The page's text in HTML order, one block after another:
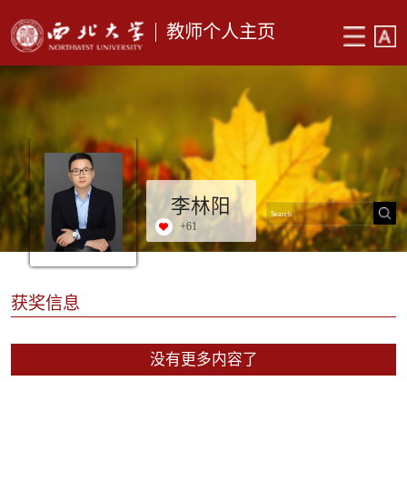
教师个人主页
李林阳
+61
获奖信息
没有更多内容了